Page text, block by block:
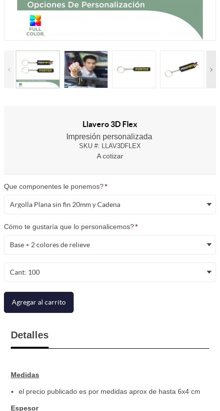
Llavero 3D Flex
Impresión personalizada
SKU #: LLAV3DFLEX
A cotizar
Que componentes le ponemos?*
Argolla Plana sin fin 20mm y Cadena
Cómo te gustaría que lo personalicemos?*
Base + 2 colores de relieve
Cant: 100
Agregar al carrito
Detalles
Medidas
el precio publicado es por medidas aprox de hasta 6x4 cm
Espesor